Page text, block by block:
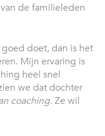
de familieleden
doet, dan is het
Mijn ervaring is
heel snel
we dat dochter
coaching.Ze wil